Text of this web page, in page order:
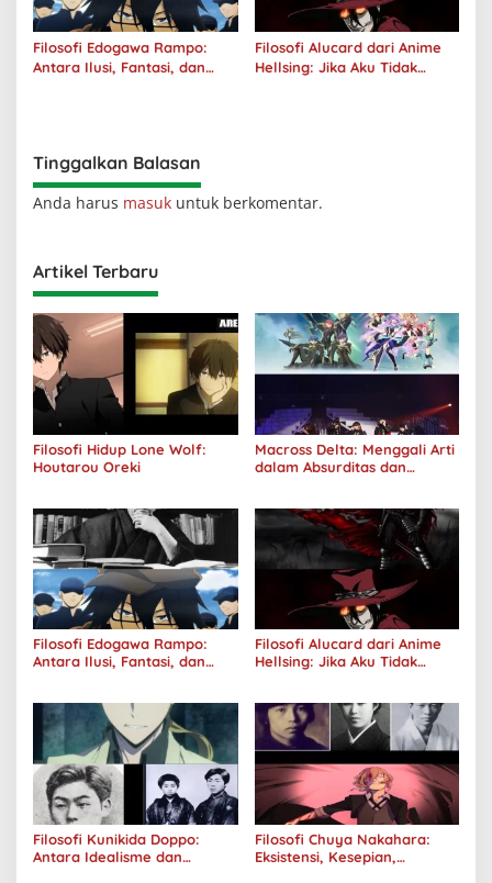
Filosofi Edogawa Rampo:
Antara Ilusi, Fantasi, dan
Filosofi Alucard dari Anime
Hellsing: Jika Aku Tidak
Tinggalkan Balasan
Anda harus masuk untuk berkomentar.
Artikel Terbaru
Filosofi Hidup Lone Wolf:
Houtarou Oreki
Macross Delta: Menggali Arti
dalam Absurditas dan
Filosofi Edogawa Rampo:
Antara Ilusi, Fantasi, dan
Filosofi Alucard dari Anime
Hellsing: Jika Aku Tidak
Filosofi Kunikida Doppo:
Antara Idealisme dan
Filosofi Chuya Nakahara:
Eksistensi, Kesepian,